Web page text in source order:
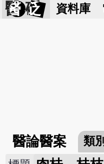
醫 砭 資料庫
醫論醫案 類別